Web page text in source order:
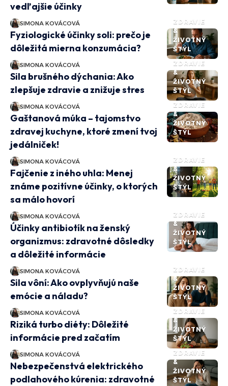
vedľajšie účinky
SIMONA KOVÁCOVÁ
ZDRAVIE
&
ŽIVOTNÝ
ŠTÝL
Fyziologické účinky soli: prečo je
dôležitá mierna konzumácia?
SIMONA KOVÁCOVÁ
ZDRAVIE
&
ŽIVOTNÝ
ŠTÝL
Sila brušného dýchania: Ako
zlepšuje zdravie a znižuje stres
SIMONA KOVÁCOVÁ
ZDRAVIE
&
ŽIVOTNÝ
ŠTÝL
Gaštanová múka – tajomstvo
zdravej kuchyne, ktoré zmení tvoj
jedálniček!
SIMONA KOVÁCOVÁ
ZDRAVIE
&
ŽIVOTNÝ
ŠTÝL
Fajčenie z iného uhla: Menej
známe pozitívne účinky, o ktorých
sa málo hovorí
SIMONA KOVÁCOVÁ
ZDRAVIE
&
ŽIVOTNÝ
ŠTÝL
Účinky antibiotík na ženský
organizmus: zdravotné dôsledky
a dôležité informácie
SIMONA KOVÁCOVÁ
ZDRAVIE
&
ŽIVOTNÝ
ŠTÝL
Sila vôní: Ako ovplyvňujú naše
emócie a náladu?
SIMONA KOVÁCOVÁ
ZDRAVIE
&
ŽIVOTNÝ
ŠTÝL
Riziká turbo diéty: Dôležité
informácie pred začatím
SIMONA KOVÁCOVÁ
ZDRAVIE
&
ŽIVOTNÝ
ŠTÝL
Nebezpečenstvá elektrického
podlahového kúrenia: zdravotné